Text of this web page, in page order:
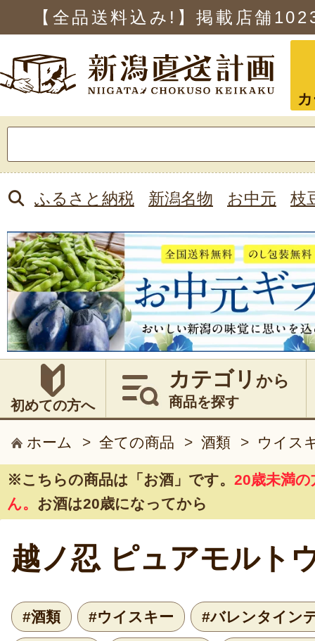
【全品送料込み!】掲載店舗
索:
ふるさと納税 新潟名物 お中元 枝
初めての方へ
カテゴリ から
商品を探す
ホーム > 全ての商品 > 酒類 > ウイス
※こちらの商品は 「お酒」 です。 20歳未満
ん。 お酒は20歳になってから
越ノ忍 ピュアモルト
#酒類 #ウイスキー #バレンタイン